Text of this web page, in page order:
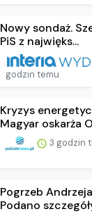
Nowy sondaż.
PiS z najwięks...
godzin temu
Kryzys
Magyar oskarża
3 godzin
Pogrzeb
Podano